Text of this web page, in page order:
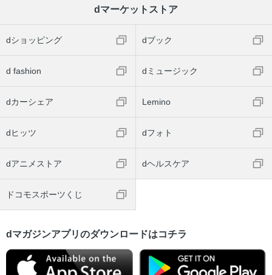
dマーケットストア
dショッピング dブック
d fashion dミュージック
dカーシェア Lemino
dヒッツ dフォト
dアニメストア dヘルスケア
ドコモスポーツくじ
dマガジンアプリのダウンロードはコチラ